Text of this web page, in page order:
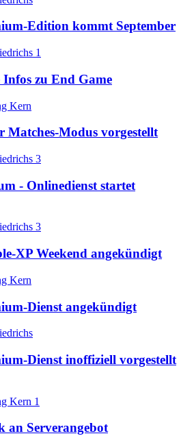
Edition kommt September
1
zu End Game
Kern
Matches-Modus vorgestellt
3
- Onlinedienst startet
3
XP Weekend angekündigt
Kern
Dienst angekündigt
Dienst inoffiziell vorgestellt
Kern 1
an Serverangebot